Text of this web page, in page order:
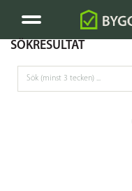
SÖKRESULTAT